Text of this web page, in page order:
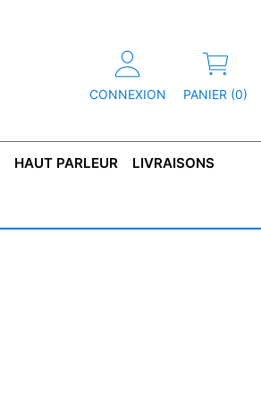
CONNEXION PANIER (0)
HAUT PARLEUR LIVRAISONS